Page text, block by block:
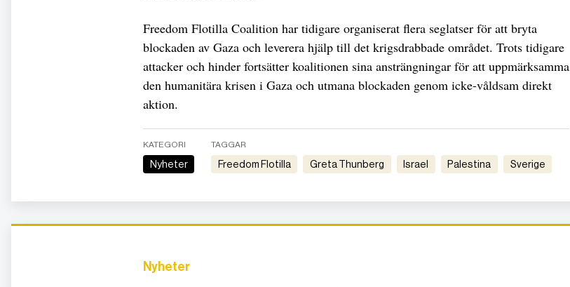
Freedom Flotilla Coalition har tidigare organiserat flera seglatser för att bryta
blockaden av Gaza och leverera hjälp till det krigsdrabbade området. Trots tidigare
attacker och hinder fortsätter koalitionen sina ansträngningar för att uppmärksamma
den humanitära krisen i Gaza och utmana blockaden genom icke-våldsam direkt
aktion.
KATEGORI
Nyheter
TAGGAR
Freedom Flotilla Greta Thunberg Israel Palestina Sverige
Nyheter